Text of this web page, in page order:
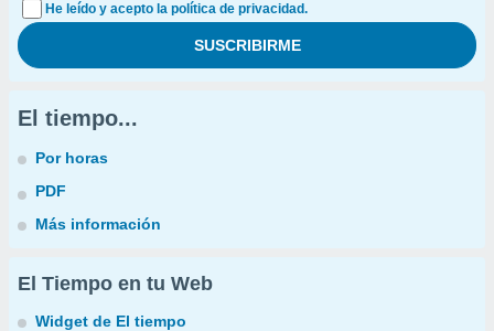
He leído y acepto la política de privacidad.
El tiempo...
Por horas
PDF
Más información
El Tiempo en tu Web
Widget de El tiempo